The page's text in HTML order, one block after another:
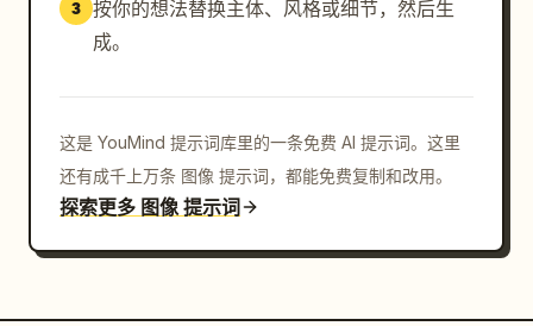
3 按你的想法替换主体、风格或细节，然后生
成。
这是 YouMind 提示词库里的一条免费 AI 提示词。这里
还有成千上万条 图像 提示词，都能免费复制和改用。
探索更多 图像 提示词